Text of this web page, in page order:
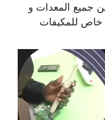
جميع المعدات و
خاص للمكيفات